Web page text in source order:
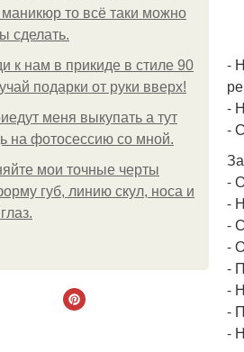
маникюр то всё таки можно
сделать.
к нам в прикиде в стиле 90
подарки от руки вверх!
меня выкупать а тут
на фотосессию со мной.
мои точные черты
губ, линию скул, носа и
-
-
-
-
-
-
-
-
-
-
-